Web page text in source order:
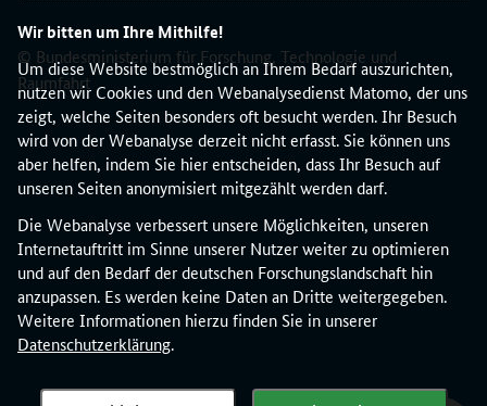
Wir bitten um Ihre Mithilfe!
Um diese Website bestmöglich an Ihrem Bedarf auszurichten,
nutzen wir Cookies und den Webanalysedienst Matomo, der uns
zeigt, welche Seiten besonders oft besucht werden. Ihr Besuch
wird von der Webanalyse derzeit nicht erfasst. Sie können uns
aber helfen, indem Sie hier entscheiden, dass Ihr Besuch auf
unseren Seiten anonymisiert mitgezählt werden darf.
Die Webanalyse verbessert unsere Möglichkeiten, unseren
Internetauftritt im Sinne unserer Nutzer weiter zu optimieren
und auf den Bedarf der deutschen Forschungslandschaft hin
anzupassen. Es werden keine Daten an Dritte weitergegeben.
Weitere Informationen hierzu finden Sie in unserer
Datenschutzerklärung.
© Bundesministerium für Forschung, Technologie und
Raumfahrt